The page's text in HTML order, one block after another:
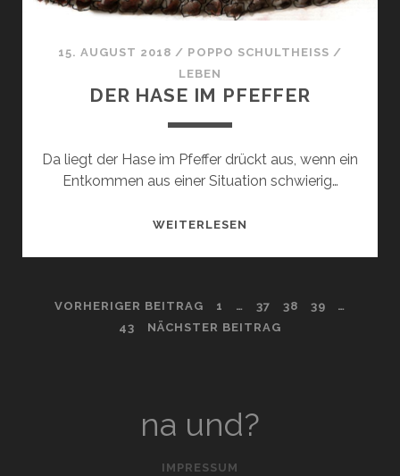
15. AUGUST 2018 / POPPO SCHULTHEISS
/
LEBEN
DER HASE IM PFEFFER
Da liegt der Hase im Pfeffer drückt aus, wenn ein
Entkommen aus einer Situation schwierig…
WEITERLESEN
SEITENNUMMERIERUNG
VORHERIGER BEITRAG 1 … 37 38 39
…
43
NÄCHSTER BEITRAG
na und?
IMPRESSUM